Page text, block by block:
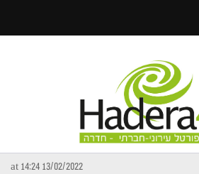
13/02/2022 at 14:24